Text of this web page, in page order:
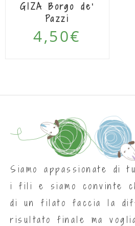
GIZA Borgo de’
Pazzi
4,50€
Siamo appassionate di
i fili e siamo convinte
di un filato faccia la
risultato finale ma